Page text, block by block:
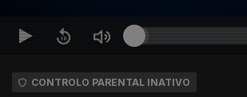
CONTROLO PARENTAL INATIVO